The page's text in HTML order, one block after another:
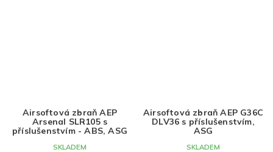
Airsoftová zbraň AEP
Arsenal SLR105 s
příslušenstvím - ABS, ASG
SKLADEM
Airsoftová zbraň AEP G36C
DLV36 s příslušenstvím,
ASG
SKLADEM